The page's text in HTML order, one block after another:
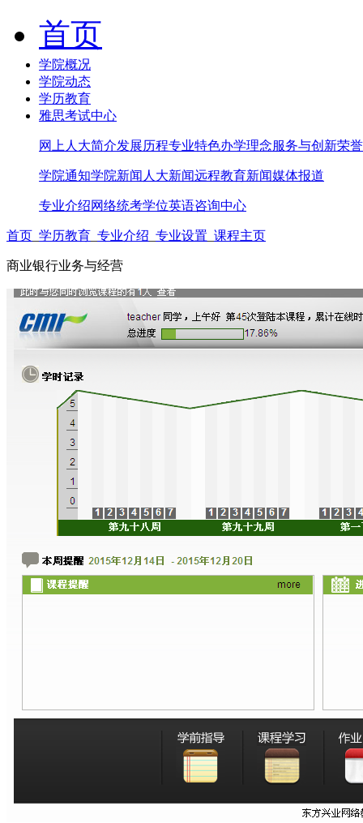
首页
学院概况
学院动态
学历教育
雅思考试中心
网上人大简介发展历程专业特色办学理念服务与创新荣
学院通知学院新闻 人大新闻远程教育新闻媒体报道
专业介绍网络统考学位英语咨询中心
首页 学历教育 专业介绍 专业设置 课程主页
商业银行业务与经营